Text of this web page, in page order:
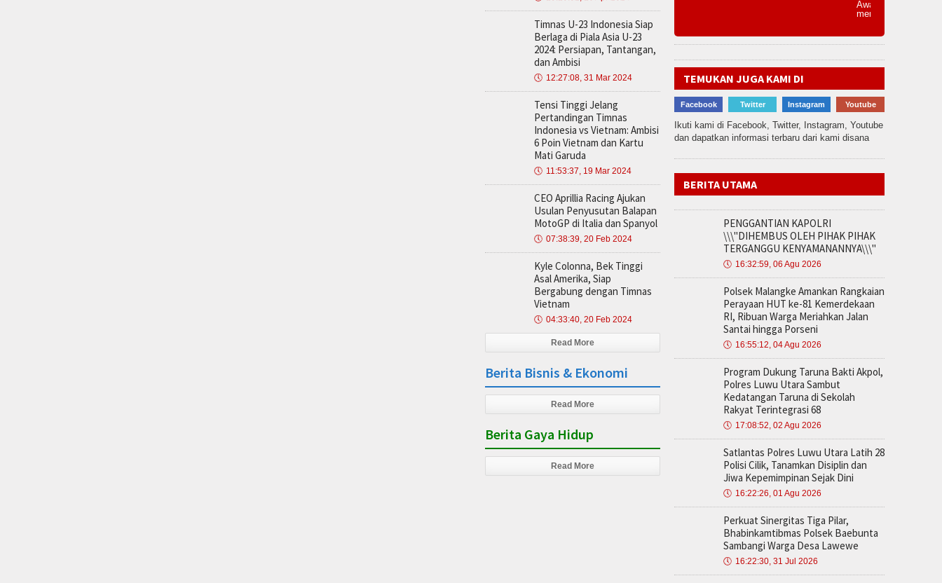
Timnas U-23 Indonesia Siap
Berlaga di Piala Asia U-23
2024: Persiapan, Tantangan,
dan Ambisi
🕔 12:27:08, 31 Mar 2024
Tensi Tinggi Jelang
Pertandingan Timnas
Indonesia vs Vietnam: Ambisi
6 Poin Vietnam dan Kartu
Mati Garuda
🕔 11:53:37, 19 Mar 2024
CEO Aprillia Racing Ajukan
Usulan Penyusutan Balapan
MotoGP di Italia dan Spanyol
🕔 07:38:39, 20 Feb 2024
Kyle Colonna, Bek Tinggi
Asal Amerika, Siap
Bergabung dengan Timnas
Vietnam
🕔 04:33:40, 20 Feb 2024
Read More
Berita Bisnis & Ekonomi
Read More
Berita Gaya Hidup
Read More
TEMUKAN JUGA KAMI DI
Facebook Twitter Instagram Youtube
Ikuti kami di Facebook, Twitter, Instagram, Youtube
dan dapatkan informasi terbaru dari kami disana
BERITA UTAMA
PENGGANTIAN KAPOLRI
\\\"DIHEMBUS OLEH PIHAK PIHAK
TERGANGGU KENYAMANANNYA\\\"
🕔 16:32:59, 06 Agu 2026
Polsek Malangke Amankan Rangkaian
Perayaan HUT ke-81 Kemerdekaan
RI, Ribuan Warga Meriahkan Jalan
Santai hingga Porseni
🕔 16:55:12, 04 Agu 2026
Program Dukung Taruna Bakti Akpol,
Polres Luwu Utara Sambut
Kedatangan Taruna di Sekolah
Rakyat Terintegrasi 68
🕔 17:08:52, 02 Agu 2026
Satlantas Polres Luwu Utara Latih 28
Polisi Cilik, Tanamkan Disiplin dan
Jiwa Kepemimpinan Sejak Dini
🕔 16:22:26, 01 Agu 2026
Perkuat Sinergitas Tiga Pilar,
Bhabinkamtibmas Polsek Baebunta
Sambangi Warga Desa Lawewe
🕔 16:22:30, 31 Jul 2026